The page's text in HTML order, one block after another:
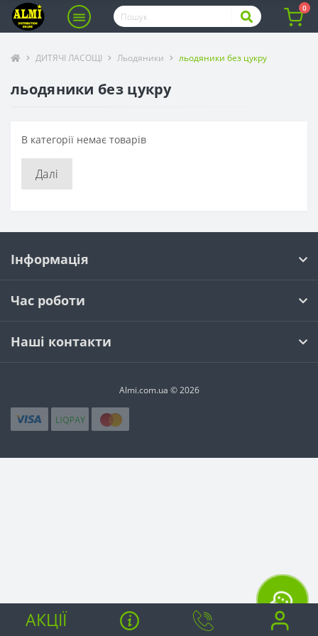
0
ДИТЯЧІ ЛАСОЩІ Льодяники льодяники без цукру
льодяники без цукру
В категорії немає товарів
Далі
Інформація
Час роботи
Наші контакти
Almi.com.ua © 2026
АКЦІЇ